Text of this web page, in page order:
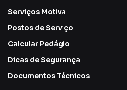
Serviços Motiva
Postos de Serviço
Calcular Pedágio
Dicas de Segurança
Documentos Técnicos